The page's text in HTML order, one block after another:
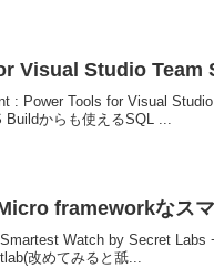
Visual Studio Team
: Power Tools for Visual
Buildからも使えるSQL ...
frameworkなス
Watch by Secret
改めてみると舐...